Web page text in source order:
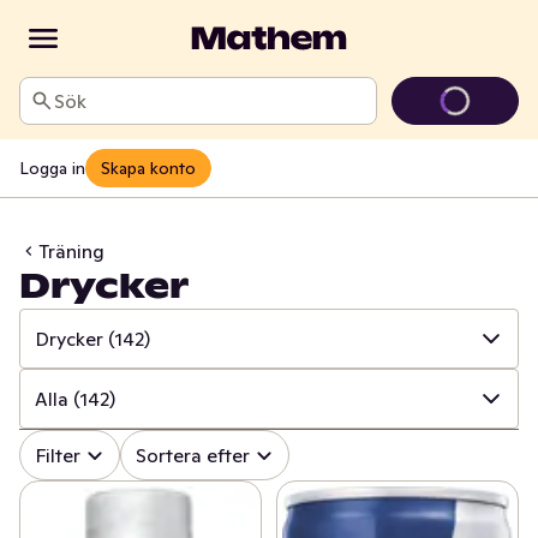
Sök
Logga in Skapa konto
Träning
Drycker
Drycker (142)
✓ Alla (344)
✓ Kosttillskott (39)
Bars & mellanmål
Alla (142)
✓ Alla (142)
Energidrycker (72)
Filter Sortera efter